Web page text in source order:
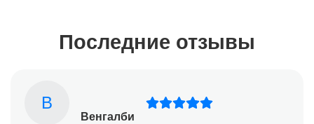
Последние отзывы
В
Венгалби